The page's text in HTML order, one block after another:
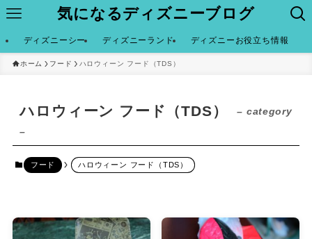
気になるディズニーブログ
ディズニーシー ディズニーランド ディズニーお役立ち情報
ホーム フード ハロウィーン フード（TDS）
ハロウィーン フード（TDS）
– category
–
フード ハロウィーン フード（TDS）